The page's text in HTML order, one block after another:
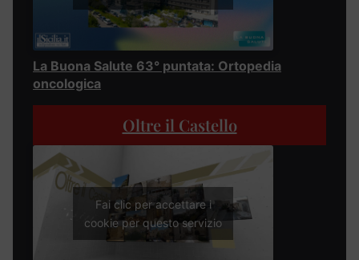
La Buona Salute 63° puntata: Ortopedia
oncologica
Oltre il Castello
Fai clic per accettare i
cookie per questo servizio